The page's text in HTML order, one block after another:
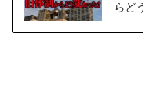
らど